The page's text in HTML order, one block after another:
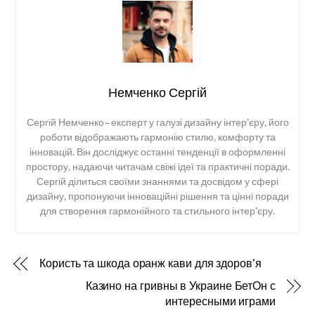
Немченко Сергій
Сергій Немченко – експерт у галузі дизайну інтер’єру, його
роботи відображають гармонію стилю, комфорту та
інновацій. Він досліджує останні тенденції в оформленні
простору, надаючи читачам свіжі ідеї та практичні поради.
Сергій ділиться своїми знаннями та досвідом у сфері
дизайну, пропонуючи інноваційні рішення та цінні поради
для створення гармонійного та стильного інтер’єру.
Користь та шкода оранж кави для здоров’я
Казино на гривны в Украине БетОн с
интересными играми